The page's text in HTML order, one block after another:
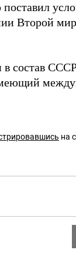
Второй
состав
на